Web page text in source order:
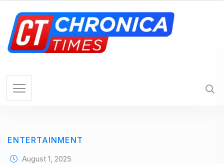
ENTERTAINMENT
August 1, 2025